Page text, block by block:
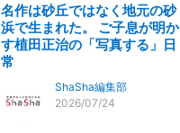
名作は砂丘ではなく地元の砂
浜で生まれた。 ご子息が明か
す植田正治の「写真する」日
常
ShaSha編集部
2026/07/24